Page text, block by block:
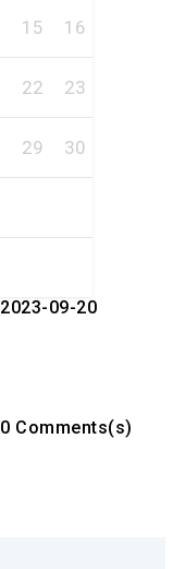
15 16
22 23
29 30
2023-09-20
0 Comments(s)